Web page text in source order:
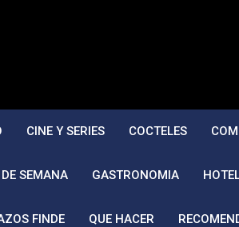
CINE Y SERIES COCTELES
SEMANA GASTRONOMIA
FINDE QUE HACER